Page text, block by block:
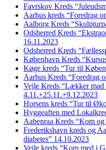
Favrskov Kreds
Aarhus kreds “Foredrag
Aalborg Kreds
Odsherred Kreds
16.11.2023
Odsherred Kreds
København Kreds
Køge kreds “Tur til
Aarhus Kreds “Foredrag
Vejle Kreds “Lækker mad
4.11.+25.11.+9.12.2023
Horsens kreds “Tur til
Hyggeaften med
Aabenraa Kreds “Kom
Frederikshavn kreds og
diabetes” 14.10.2023
Vejle kreds “Kom med i